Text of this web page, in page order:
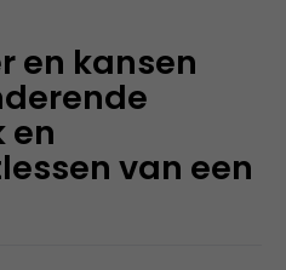
en kansen
en
van een